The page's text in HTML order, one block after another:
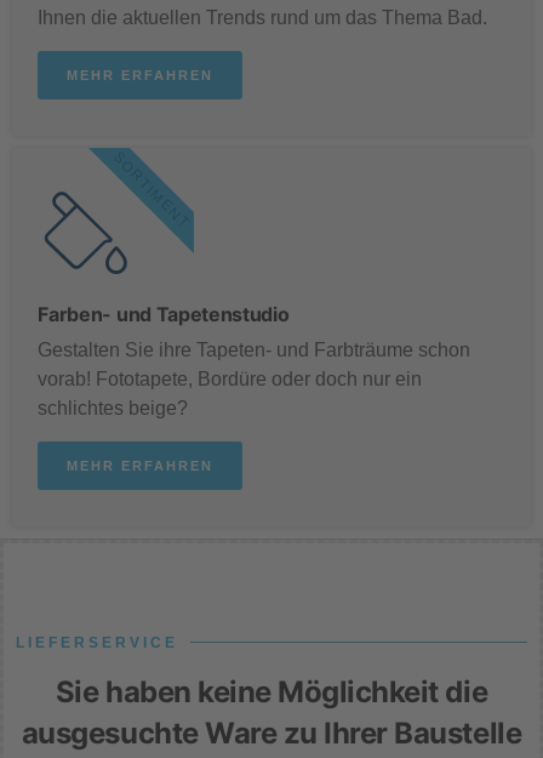
Ihnen die aktuellen Trends rund um das Thema Bad.
MEHR ERFAHREN
Farben- und Tapetenstudio
Gestalten Sie ihre Tapeten- und Farbträume schon
vorab! Fototapete, Bordüre oder doch nur ein
schlichtes beige?
MEHR ERFAHREN
SORTIMENT
LIEFERSERVICE
Sie haben keine Möglichkeit die
ausgesuchte Ware zu Ihrer Baustelle